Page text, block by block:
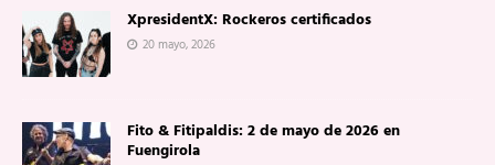
XpresidentX: Rockeros certificados
20 mayo, 2026
Fito & Fitipaldis: 2 de mayo de 2026 en
Fuengirola